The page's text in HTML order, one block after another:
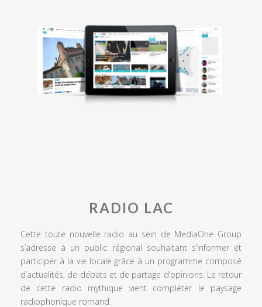
RADIO LAC
Cette toute nouvelle radio au sein de MediaOne Group
s’adresse à un public régional souhaitant s’informer et
participer à la vie locale grâce à un programme composé
d’actualités, de débats et de partage d’opinions. Le retour
de cette radio mythique vient compléter le paysage
radiophonique romand.